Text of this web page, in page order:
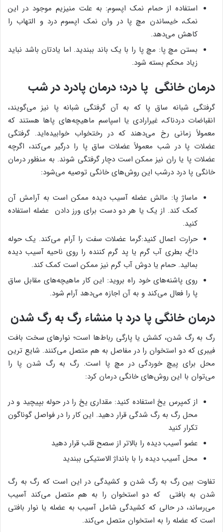
استفاده از حمام نمک اپسوم: به علت منیزیم موجود در این
نمک، خیساندن مچ پا در وان نمک اپسوم درد و التهاب را
کاهش می‌دهد.
بستن مچ پا: مچ پا را با یک باند ببندید. اما یادتان باشد نباید
زیاد محکم بسته شود.
درمان خانگی پا درد؛ درمان پادرد در شب
گرفتگی شبانه ساق پا که به آن گرفتگی شبانه پا نیز می‌گویند،
انقباضات دردناک، غیرارادی یا اسپاسم ماهیچه‌های پاها هستند که
معمولاً زمانی رخ می‌دهند که در رختخواب خوابیده‌اید. گرفتگی
عضلات پا در شب معمولاً عضلات ساق پا را درگیر می‌کند، اگرچه
عضلات پا یا ران نیز ممکن است دچار گرفتگی شوند. به منظور درمان
خانگی پا درد درشب این روش‌های خانگی توصیه می‌شود:
ماساژ پا: مالش عضله آسیب دیده ممکن است به آرامش آن
کمک کند. از یک یا هر دو دست برای ورز دادن عضله استفاده
کنید.
حرارت اعمال کنید:گرما عضلات سفت را آرام می‌کند. یک حوله
داغ، بطری آب گرم یا پد گرم کننده را روی ناحیه آسیب دیده
بمالید. حمام یا دوش آب گرم نیز ممکن است کمک کند.
روی پاشنه‌های خود راه بروید: این کار ماهیچه‌های مقابل ساق
پا را فعال می‌کند و به آن اجازه می‌دهد آرام شود.
درمان خانگی پا درد با منشاء رگ به رگ شدن
رگ به رگ شدن، کشش یا پارگی رباط‌ها است؛ نوارهای سخت بافت
فیبری که دو استخوان را در مفاصل به هم متصل می‌کنند. شایع ترین
محل برای پیچ خوردگی در مچ پا است. رگ به رگ شدن پا را
می‌توان با این روش‌های خانگی درمان کرد:
از کمپرس یخ استفاده کنید: مقداری یخ را در حوله بپیچید و در
محل رگ به رگ شدگی قرار دهید. این کار را در فواصل گوناگون
تکرار کنید
عضو آسیب دیده را بالاتر از سصح قلب قرار دهید
محل آسیب دیده را با بانداژ الاستیکی ببندید
تفاوت بین رگ به رگ شدن و کشیدگی در این است که رگ به رگ
شدن به بافتی که دو استخوان را به هم متصل می‌کند آسیب
می‌رساند، در حالی که کشیدگی شامل آسیب به عضله یا نوار بافتی
است که عضله را به استخوان متصل می‌کند.